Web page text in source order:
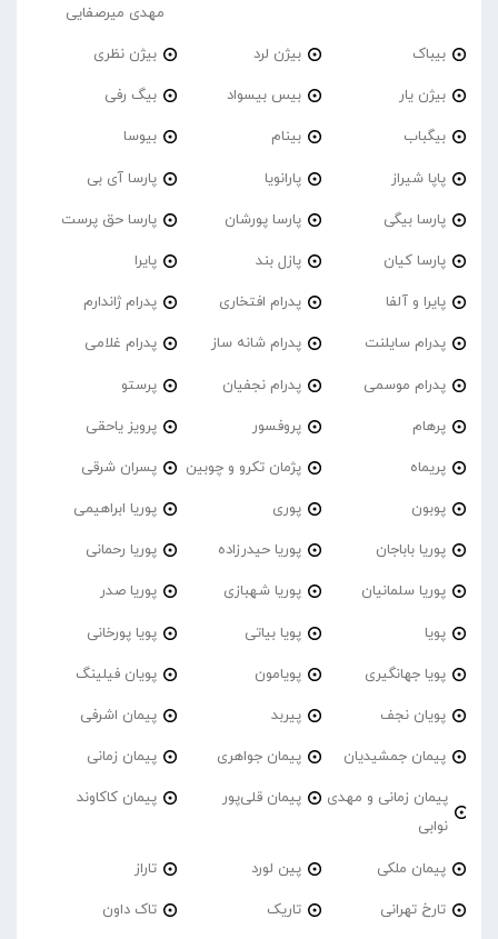
مهدی میرصفایی
بیباک بیژن لرد بیژن نظری
بیژن یار بیس بیسواد بیگ رفی
بیگباب بینام بیوسا
پاپا شیراز پارانویا پارسا آی بی
پارسا بیگی پارسا پورشان پارسا حق پرست
پارسا کیان پازل بند پایرا
پایرا و آلفا پدرام افتخاری پدرام ژاندارم
پدرام‌ سایلنت پدرام شانه ساز پدرام غلامی
پدرام موسمی پدرام نجفیان پرستو
پرهام پروفسور پرویز یاحقی
پریماه پژمان تکرو و چوبین پسران شرقی
پوبون پوری پوریا ابراهیمی
پوریا باباجان پوریا حیدرزاده پوریا رحمانی
پوریا سلمانیان پوریا شهبازی پوریا صدر
پویا پویا بیاتی پویا پورخانی
پویا جهانگیری پویامون پویان فیلینگ
پویان نجف پیربد پیمان اشرفی
پیمان جمشیدیان پیمان جواهری پیمان زمانی
پیمان زمانی و مهدی
نوابی
پیمان قلی‌پور پیمان کاکاوند
پیمان ملکی پین لورد تاراز
تارخ تهرانی تاریک تاک داون